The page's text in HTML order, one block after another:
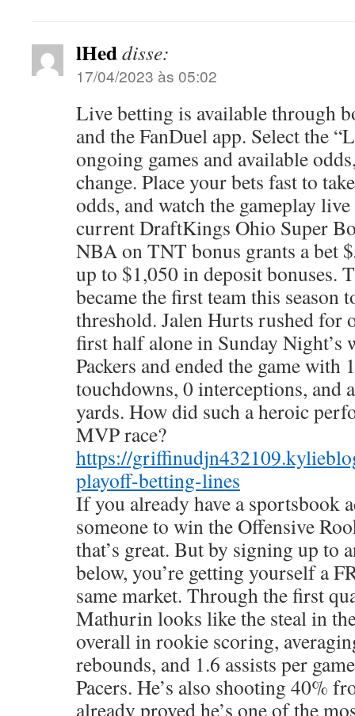
lHeddisse:
17/04/2023 às 05:02
Live betting is available through
and the FanDuel app. Select the
ongoing games and available
change. Place your bets fast to
odds, and watch the gameplay
current DraftKings Ohio Super
NBA on TNT bonus grants a bet
up to $1,050 in deposit bonuses.
became the first team this
threshold. Jalen Hurts rushed for
first half alone in Sunday Night’s
Packers and ended the game with
touchdowns, 0 interceptions, and
yards. How did such a heroic
MVP race?
https://
playoff-betting-lines
If you already have a sportsbook
someone to win the Offensive
that’s great. But by signing up to
below, you’re getting yourself a
same market. Through the first
Mathurin looks like the steal in
overall in rookie scoring,
rebounds, and 1.6 assists per
Pacers. He’s also shooting 40%
already proved he’s one of the